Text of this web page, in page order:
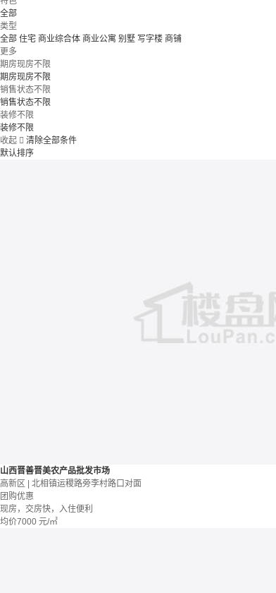
全部
类型
全部 住宅 商业综合体 商业公寓 别墅 写字楼 商铺
更多
期房现房不限
期房现房不限
销售状态不限
销售状态不限
装修不限
装修不限
收起  清除全部条件
默认排序
山西晋善晋美农产品批发市场
高新区 | 北相镇运稷路旁李村路口对面
团购优惠
现房，交房快，入住便利
均价7000 元/㎡